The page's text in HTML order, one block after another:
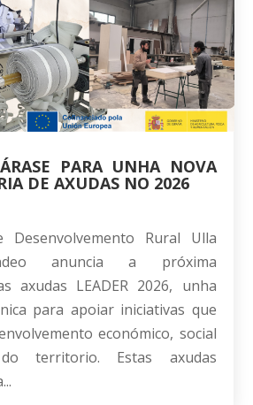
PARA UNHA NOVA
DE AXUDAS NO 2026
Rural Ulla
anuncia a próxima
axudas LEADER 2026, unha
para apoiar iniciativas que
económico, social
territorio. Estas axudas